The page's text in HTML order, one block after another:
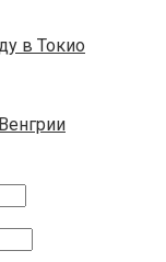
в Токио